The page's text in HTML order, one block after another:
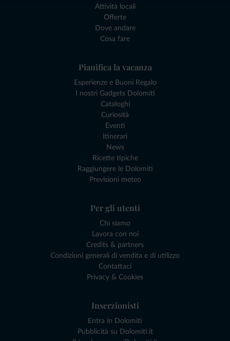
Attività locali
Offerte
Dove andare
Cosa fare
Pianifica la vacanza
Esperienze e Buoni Regalo
I nostri Gadgets Dolomiti
Cataloghi
Curiosità
Eventi
Itinerari
News
Ricette tipiche
Raggiungere le Dolomiti
Previsioni meteo
Per gli utenti
Chi siamo
Lavora con noi
Credits & partners
Condizioni generali di vendita e di utilizzo
Contattaci
Privacy & Cookies
Inserzionisti
Entra in Dolomiti
Pubblicità su Dolomiti.it